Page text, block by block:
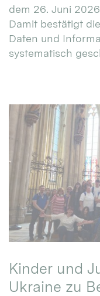
dem 26. Juni
Damit bestätigt
Daten und
systematisch
Kinder und
Ukraine zu